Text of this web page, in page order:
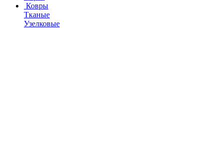
Ковры
Тканые
Узелковые